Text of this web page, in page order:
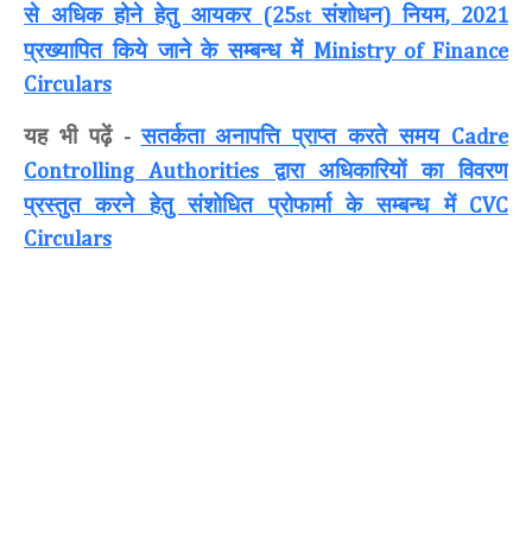
से अधिक होने हेतु आयकर (25st संशोधन)नियम, 2021
प्रख्यापित किये जाने के सम्बन्ध में Ministry of Finance
Circulars
यह भी पढ़ें -सतर्कता अनापत्ति प्राप्त करते समय Cadre
Controlling Authoritiesद्वारा अधिकारियों का विवरण
प्रस्तुत करने हेतु संशोधित प्रोफार्मा के सम्बन्ध मेंCVC
Circulars